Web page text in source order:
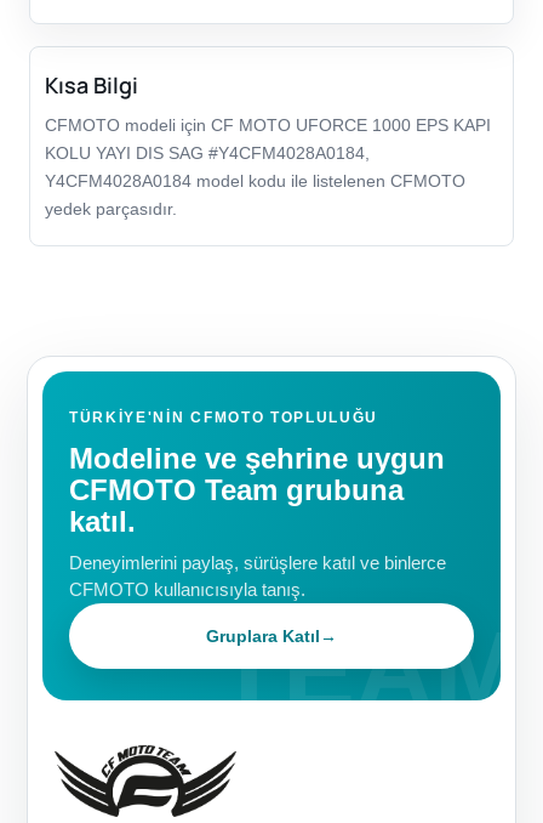
Kısa Bilgi
CFMOTO modeli için CF MOTO UFORCE 1000 EPS KAPI
KOLU YAYI DIS SAG #Y4CFM4028A0184,
Y4CFM4028A0184 model kodu ile listelenen CFMOTO
yedek parçasıdır.
TÜRKIYE'NIN CFMOTO TOPLULUĞU
Modeline ve şehrine uygun
CFMOTO Team grubuna
katıl.
Deneyimlerini paylaş, sürüşlere katıl ve binlerce
CFMOTO kullanıcısıyla tanış.
Gruplara Katıl→